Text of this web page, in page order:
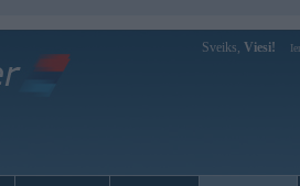
Sveiks, Viesi!